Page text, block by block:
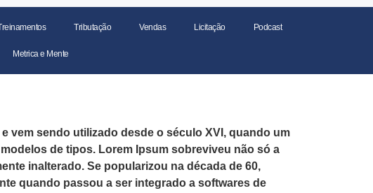
Tributação Vendas Licitação Podcast
Metrica e Mente
vem sendo utilizado desde o século XVI, quando um
de tipos. Lorem Ipsum sobreviveu não só a
inalterado. Se popularizou na década de 60,
quando passou a ser integrado a softwares de